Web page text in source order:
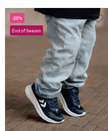
-28%
End of Season